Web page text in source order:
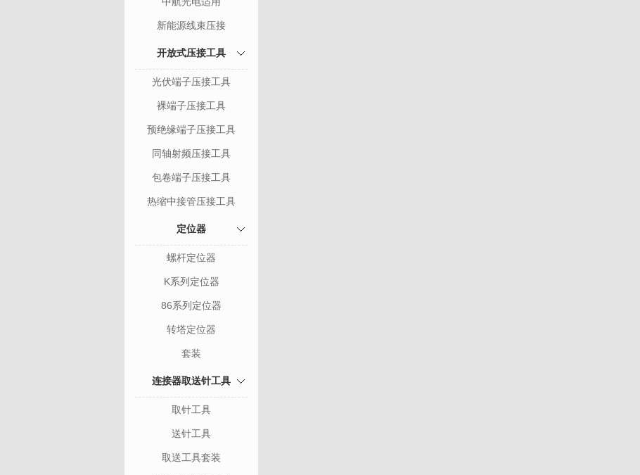
新能源线束压接
开放式压接工具
光伏端子压接工具
裸端子压接工具
预绝缘端子压接工具
同轴射频压接工具
包卷端子压接工具
热缩中接管压接工具
定位器
螺杆定位器
K系列定位器
86系列定位器
转塔定位器
套装
连接器取送针工具
取针工具
送针工具
取送工具套装